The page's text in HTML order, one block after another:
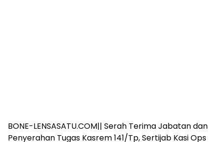
BONE-LENSASATU.COM|| Serah Terima Jabatan dan
Penyerahan Tugas Kasrem 141/Tp, Sertijab Kasi Ops